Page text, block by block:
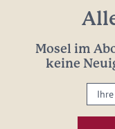
Mosel im
keine
Ihre
E-
Mail-